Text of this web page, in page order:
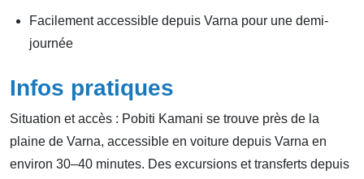
Facilement accessible depuis Varna pour une demi-
journée
Infos pratiques
Situation et accès : Pobiti Kamani se trouve près de la
plaine de Varna, accessible en voiture depuis Varna en
environ 30–40 minutes. Des excursions et transferts depuis